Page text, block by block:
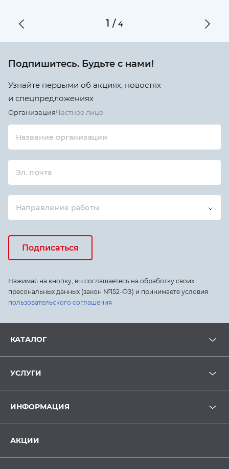
1 /4
Подпишитесь. Будьте с нами!
Узнайте первыми об акциях, новостях
и спецпредложениях
ОрганизацияЧастное лицо
Название организации
Эл. почта
Направление работы
Подписаться
Нажимая на кнопку, вы соглашаетесь на обработку своих
пресональных данных (закон №152-ФЗ) и принимаете условия
пользовательского соглашения
КАТАЛОГ
УСЛУГИ
ИНФОРМАЦИЯ
АКЦИИ